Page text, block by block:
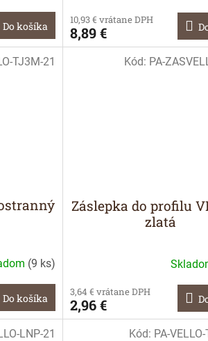
Do košíka
10,93 € vrátane DPH
8,89 €
(9 ks)
Do košíka
TJ3M-21
Záslepka do profilu
zlatá
3,64 € vrátane DPH
2,96 €
Kód: PA-
LNP-21 Kód: PA-